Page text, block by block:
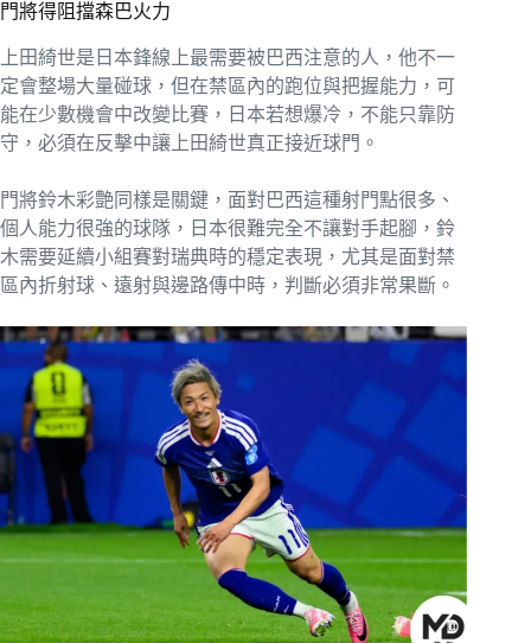
門將得阻擋森巴火力
上田綺世是日本鋒線上最需要被巴西注意的人，他不一
定會整場大量碰球，但在禁區內的跑位與把握能力，可
能在少數機會中改變比賽，日本若想爆冷，不能只靠防
守，必須在反擊中讓上田綺世真正接近球門。
門將鈴木彩艶同樣是關鍵，面對巴西這種射門點很多、
個人能力很強的球隊，日本很難完全不讓對手起腳，鈴
木需要延續小組賽對瑞典時的穩定表現，尤其是面對禁
區內折射球、遠射與邊路傳中時，判斷必須非常果斷。